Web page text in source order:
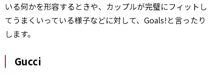
いる何かを形容するときや、カップルが完璧にフィットし
てうまくいっている様子などに対して、Goals!と言ったり
します。
Gucci